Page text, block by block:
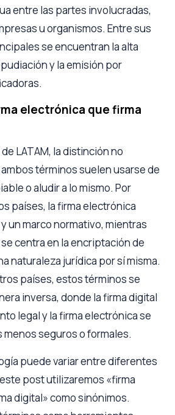
entre las partes involucradas,
u organismos. Entre sus
se encuentran la alta
y la emisión por
electrónica que firma
LATAM, la distinción no
términos suelen usarse de
o aludir a lo mismo. Por
países, la firma electrónica
un marco normativo, mientras
centra en la encriptación de
naturaleza jurídica por sí misma.
países, estos términos se
inversa, donde la firma digital
legal y la firma electrónica se
seguros o formales.
puede variar entre diferentes
post utilizaremos «firma
digital» como sinónimos.